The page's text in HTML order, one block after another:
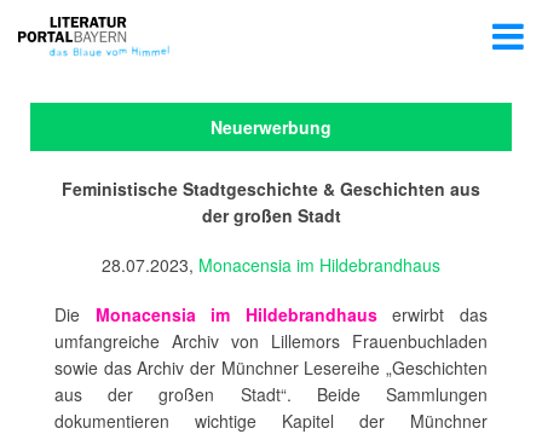
Neuerwerbung
Feministische Stadtgeschichte & Geschichten aus
der großen Stadt
28.07.2023, Monacensia im Hildebrandhaus
Die Monacensia im Hildebrandhauserwirbt das
umfangreiche Archiv von Lillemors Frauenbuchladen
sowie das Archiv der Münchner Lesereihe „Geschichten
aus der großen Stadt“. Beide Sammlungen
dokumentieren wichtige Kapitel der Münchner